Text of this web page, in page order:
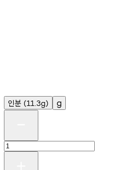
인분 (11.3g) g